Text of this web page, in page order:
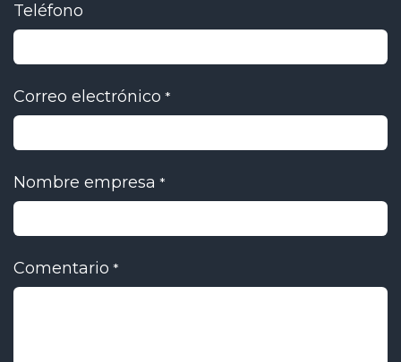
Teléfono
Correo electrónico *
Nombre empresa *
Comentario *